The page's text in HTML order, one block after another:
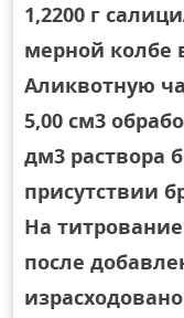
1,2200 г
мерной колбе
Аликвотную
5,00 см3
дм3 раствора
присутствии
На
после